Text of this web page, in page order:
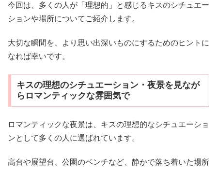
今回は、多くの人が「理想的」と感じるキスのシチュエー
ションや場所についてご紹介します。
大切な瞬間を、より思い出深いものにするためのヒントに
なれば幸いです。
キスの理想のシチュエーション・夜景を見なが
らロマンティックな雰囲気で
ロマンティックな夜景は、キスの理想的なシチュエーショ
ンとして多くの人に選ばれています。
高台や展望台、公園のベンチなど、静かで落ち着いた場所